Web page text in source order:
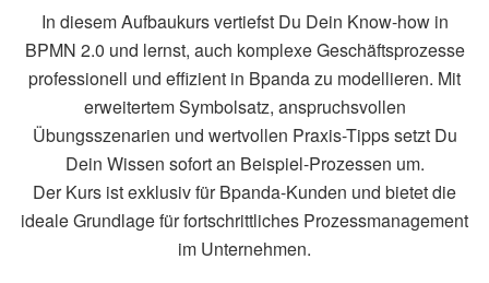
In diesem Aufbaukurs vertiefst Du Dein Know-how in
BPMN 2.0 und lernst, auch komplexe Geschäftsprozesse
professionell und effizient in Bpanda zu modellieren. Mit
erweitertem Symbolsatz, anspruchsvollen
Übungsszenarien und wertvollen Praxis-Tipps setzt Du
Dein Wissen sofort an Beispiel-Prozessen um.
Der Kurs ist exklusiv für Bpanda-Kunden und bietet die
ideale Grundlage für fortschrittliches Prozessmanagement
im Unternehmen.